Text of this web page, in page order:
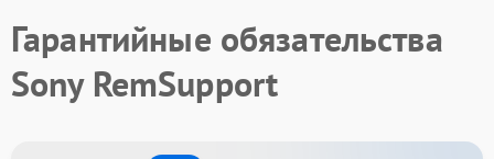
Гарантийные обязательства
Sony RemSupport